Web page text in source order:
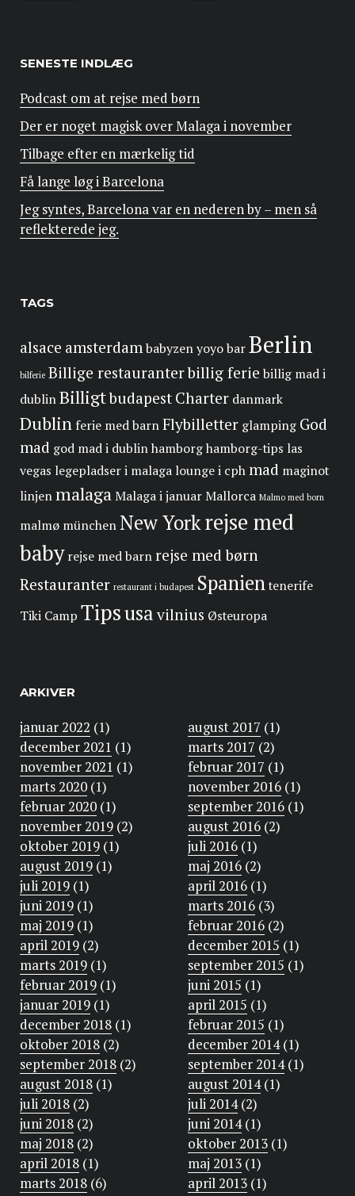
SENESTE INDLÆG
Podcast om at rejse med børn
Der er noget magisk over Malaga i november
Tilbage efter en mærkelig tid
Få lange løg i Barcelona
Jeg syntes, Barcelona var en nederen by – men så
reflekterede jeg.
TAGS
alsace amsterdambabyzen yoyobarBerlin
bilferie Billige restauranterbillig ferie billig mad i
dublinBilligtbudapestCharter danmark
Dublin ferie med barnFlybilletter glamping God
mad god mad i dublinhamborghamborg-tips las
vegas legepladser i malaga lounge i cphmad maginot
linjenmalagaMalaga i januarMallorca Malmo med born
malmø münchenNew Yorkrejse med
baby rejse med barnrejse med børn
Restauranter restaurant i budapest Spanientenerife
Tiki Camp Tipsusavilnius Østeuropa
ARKIVER
januar 2022 (1)
december 2021 (1)
november 2021 (1)
marts 2020 (1)
februar 2020 (1)
november 2019 (2)
oktober 2019 (1)
august 2019 (1)
juli 2019 (1)
juni 2019 (1)
maj 2019 (1)
april 2019 (2)
marts 2019 (1)
februar 2019 (1)
januar 2019 (1)
december 2018 (1)
oktober 2018 (2)
september 2018 (2)
august 2018 (1)
juli 2018 (2)
juni 2018 (2)
maj 2018 (2)
april 2018 (1)
marts 2018 (6)
august 2017 (1)
marts 2017 (2)
februar 2017 (1)
november 2016(1)
september 2016(1)
august 2016(2)
juli 2016(1)
maj 2016(2)
april 2016(1)
marts 2016(3)
februar 2016(2)
december 2015 (1)
september 2015 (1)
juni 2015 (1)
april 2015 (1)
februar 2015 (1)
december 2014(1)
september 2014(1)
august 2014(1)
juli 2014(2)
juni 2014(1)
oktober 2013(1)
maj 2013(1)
april 2013(1)